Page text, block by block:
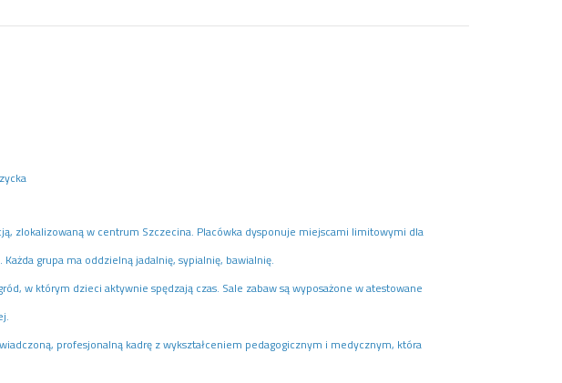
zlokalizowaną w centrum Szczecina. Placówka dysponuje miejscami limitowymi dla
grupa ma oddzielną jadalnię, sypialnię, bawialnię.
w którym dzieci aktywnie spędzają czas. Sale zabaw są wyposażone w atestowane
profesjonalną kadrę z wykształceniem pedagogicznym i medycznym, która